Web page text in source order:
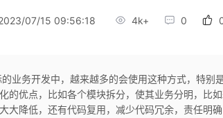
07/15 09:56:18 4k+ 0
的业务开发中，越来越多的会使用这种方式，特别
的优点，比如各个模块拆分，使其业务分明，比
大降低，还有代码复用，减少代码冗余，责任明